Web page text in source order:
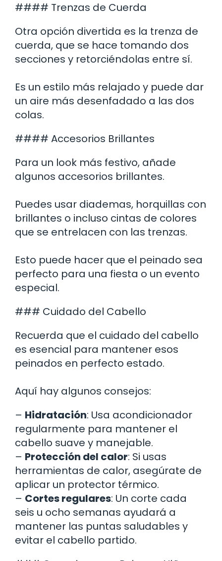
#### Trenzas de Cuerda
Otra opción divertida es la trenza de
cuerda, que se hace tomando dos
secciones y retorciéndolas entre sí.
Es un estilo más relajado y puede dar
un aire más desenfadado a las dos
colas.
#### Accesorios Brillantes
Para un look más festivo, añade
algunos accesorios brillantes.
Puedes usar diademas, horquillas con
brillantes o incluso cintas de colores
que se entrelacen con las trenzas.
Esto puede hacer que el peinado sea
perfecto para una fiesta o un evento
especial.
### Cuidado del Cabello
Recuerda que el cuidado del cabello
es esencial para mantener esos
peinados en perfecto estado.
Aquí hay algunos consejos:
– Hidratación: Usa acondicionador
regularmente para mantener el
cabello suave y manejable.
– Protección del calor: Si usas
herramientas de calor, asegúrate de
aplicar un protector térmico.
– Cortes regulares: Un corte cada
seis u ocho semanas ayudará a
mantener las puntas saludables y
evitar el cabello partido.